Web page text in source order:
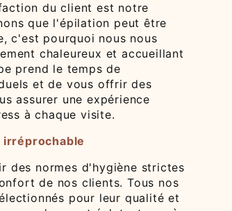
du client est notre
que l'épilation peut être
c'est pourquoi nous nous
chaleureux et accueillant
prend le temps de
et de vous offrir des
assurer une expérience
à chaque visite.
irréprochable
des normes d'hygiène strictes
de nos clients. Tous nos
pour leur qualité et